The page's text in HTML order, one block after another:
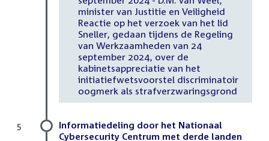
minister van Justitie en Veiligheid
Reactie op het verzoek van het lid
Sneller, gedaan tijdens de Regeling
van Werkzaamheden van 24
september 2024, over de
kabinetsappreciatie van het
initiatiefwetsvoorstel discriminatoir
oogmerk als strafverzwaringsgrond
Informatiedeling door het Nationaal
Cybersecurity Centrum met derde landen
5